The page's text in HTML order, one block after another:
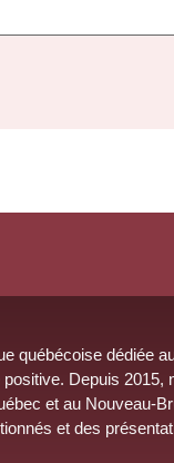
québécoise dédiée
positive. Depuis 2015,
et au Nouveau-
et des